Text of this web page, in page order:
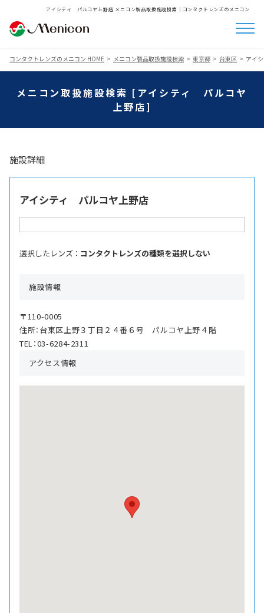
アイシティ パルコヤ上野店 メニコン製品取扱施設検索│コンタクトレンズのメニコン
コンタクトレンズのメニコン HOME メニコン製品取扱施設検索 東京都 台東区 アイ
メニコン取扱施設検索 [アイシティ パルコヤ
上野店]
施設詳細
アイシティ パルコヤ上野店
選択したレンズ ： コンタクトレンズの種類を選択しない
施設情報
〒110-0005
住所：台東区上野３丁目２４番６号 パルコヤ上野４階
TEL：03-6284-2311
アクセス情報